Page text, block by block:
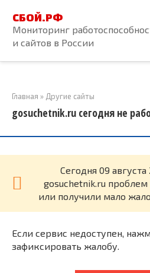
контенту
СБОЙ.РФ
Мониторинг
и сайтов в России
Главная » Другие сайты
gosuchetnik.ru сегодня не
Cегодня 09
gosuchetnik.ru
или получили мало
Если сервис недоступен,
зафиксировать жалобу.